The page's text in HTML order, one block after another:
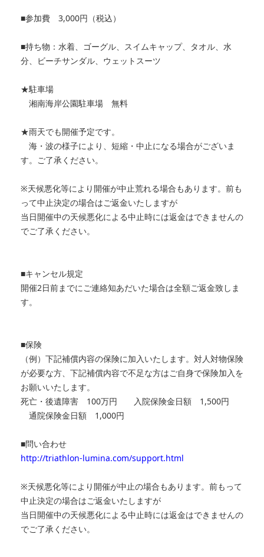
■参加費 3,000円（税込）
■持ち物：水着、ゴーグル、スイムキャップ、タオル、水
分、ビーチサンダル、ウェットスーツ
★駐車場
湘南海岸公園駐車場 無料
★雨天でも開催予定です。
海・波の様子により、短縮・中止になる場合がございま
す。ご了承ください。
※天候悪化等により開催が中止荒れる場合もあります。前も
って中止決定の場合はご返金いたしますが
当日開催中の天候悪化による中止時には返金はできませんの
でご了承ください。
■キャンセル規定
開催2日前までにご連絡知あだいた場合は全額ご返金致しま
す。
■保険
（例）下記補償内容の保険に加入いたします。対人対物保険
が必要な方、下記補償内容で不足な方はご自身で保険加入を
お願いいたします。
死亡・後遺障害 100万円 入院保険金日額 1,500円
通院保険金日額 1,000円
■問い合わせ
http://triathlon-lumina.com/support.html
※天候悪化等により開催が中止の場合もあります。前もって
中止決定の場合はご返金いたしますが
当日開催中の天候悪化による中止時には返金はできませんの
でご了承ください。